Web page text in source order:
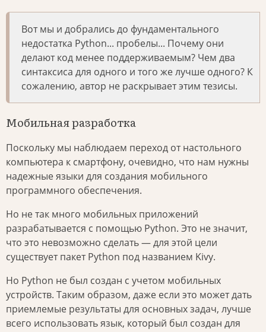
Вот мы и добрались до фундаментального
недостатка Python... пробелы... Почему они
делают код менее поддерживаемым? Чем два
синтаксиса для одного и того же лучше одного? К
сожалению, автор не раскрывает этим тезисы.
Мобильная разработка
Поскольку мы наблюдаем переход от настольного
компьютера к смартфону, очевидно, что нам нужны
надежные языки для создания мобильного
программного обеспечения.
Но не так много мобильных приложений
разрабатывается с помощью Python. Это не значит,
что это невозможно сделать — для этой цели
существует пакет Python под названием Kivy.
Но Python не был создан с учетом мобильных
устройств. Таким образом, даже если это может дать
приемлемые результаты для основных задач, лучше
всего использовать язык, который был создан для